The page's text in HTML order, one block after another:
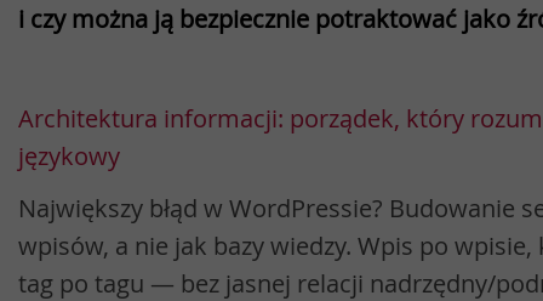
i czy można ją bezpiecznie potraktować jako
Architektura informacji: porządek, który
językowy
Największy błąd w WordPressie? Budowanie
wpisów, a nie jak bazy wiedzy. Wpis po
tag po tagu — bez jasnej relacji nadrzędny/